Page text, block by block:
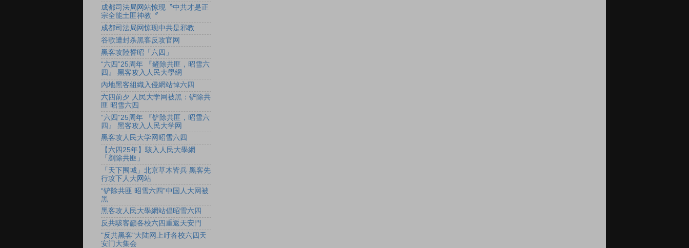
成都司法局网站惊现〝中共才是正
宗全能土匪神教〞
成都司法局网惊现中共是邪教
谷歌遭封杀黑客反攻官网
黑客攻陸誓昭「六四」
“六四”25周年 『鏟除共匪，昭雪六
四』 黑客攻入人民大學網
內地黑客組織入侵網站悼六四
六四前夕 人民大学网被黑：铲除共
匪 昭雪六四
“六四”25周年 『铲除共匪，昭雪六
四』 黑客攻入人民大学网
黑客攻人民大学网昭雪六四
【六四25年】駭入人民大學網
「剷除共匪」
「天下围城」北京草木皆兵 黑客先
行攻下人大网站
“铲除共匪 昭雪六四”中国人大网被
黑
黑客攻人民大學網站倡昭雪六四
反共駭客籲各校六四重返天安門
"反共黑客"大陆网上吁各校六四天
安门大集会